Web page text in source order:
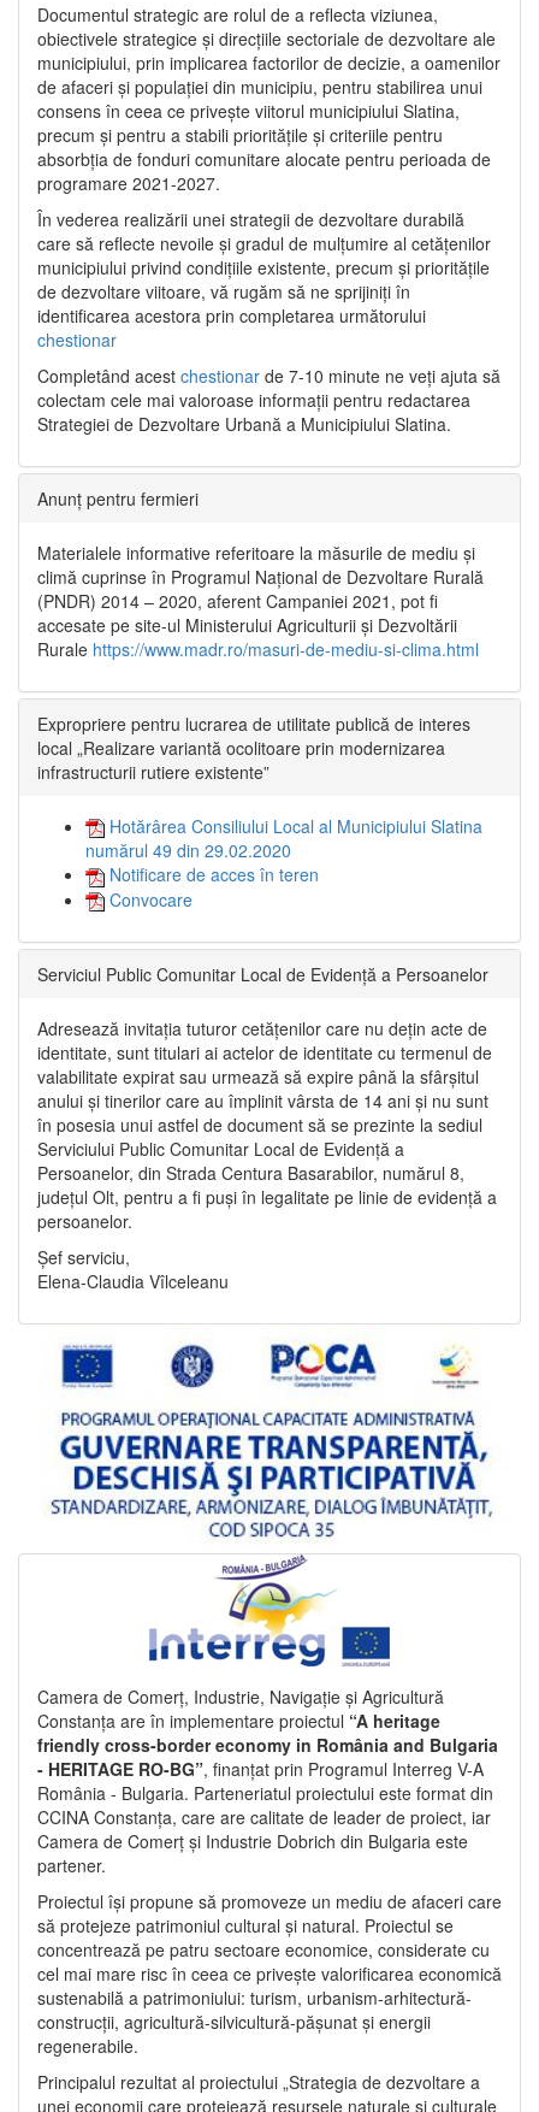
Documentul strategic are rolul de a reflecta viziunea,
obiectivele strategice și direcțiile sectoriale de dezvoltare ale
municipiului, prin implicarea factorilor de decizie, a oamenilor
de afaceri și populației din municipiu, pentru stabilirea unui
consens în ceea ce privește viitorul municipiului Slatina,
precum și pentru a stabili prioritățile și criteriile pentru
absorbția de fonduri comunitare alocate pentru perioada de
programare 2021-2027.
În vederea realizării unei strategii de dezvoltare durabilă
care să reflecte nevoile și gradul de mulțumire al cetățenilor
municipiului privind condițiile existente, precum și prioritățile
de dezvoltare viitoare, vă rugăm să ne sprijiniți în
identificarea acestora prin completarea următorului
chestionar
Completând acest chestionar de 7-10 minute ne veți ajuta să
colectam cele mai valoroase informații pentru redactarea
Strategiei de Dezvoltare Urbană a Municipiului Slatina.
Anunț pentru fermieri
Materialele informative referitoare la măsurile de mediu și
climă cuprinse în Programul Național de Dezvoltare Rurală
(PNDR) 2014 – 2020, aferent Campaniei 2021, pot fi
accesate pe site-ul Ministerului Agriculturii și Dezvoltării
Rurale https://www.madr.ro/masuri-de-mediu-si-clima.html
Expropriere pentru lucrarea de utilitate publică de interes
local „Realizare variantă ocolitoare prin modernizarea
infrastructurii rutiere existente”
Hotărârea Consiliului Local al Municipiului Slatina
numărul 49 din 29.02.2020
Notificare de acces în teren
Convocare
Serviciul Public Comunitar Local de Evidență a Persoanelor
Adresează invitația tuturor cetățenilor care nu dețin acte de
identitate, sunt titulari ai actelor de identitate cu termenul de
valabilitate expirat sau urmează să expire până la sfârșitul
anului și tinerilor care au împlinit vârsta de 14 ani și nu sunt
în posesia unui astfel de document să se prezinte la sediul
Serviciului Public Comunitar Local de Evidență a
Persoanelor, din Strada Centura Basarabilor, numărul 8,
județul Olt, pentru a fi puși în legalitate pe linie de evidență a
persoanelor.
Șef serviciu,
Elena-Claudia Vîlceleanu
Camera de Comerț, Industrie, Navigație și Agricultură
Constanța are în implementare proiectul “A heritage
friendly cross-border economy in România and Bulgaria
- HERITAGE RO-BG”, finanțat prin Programul Interreg V-A
România - Bulgaria. Parteneriatul proiectului este format din
CCINA Constanța, care are calitate de leader de proiect, iar
Camera de Comerț și Industrie Dobrich din Bulgaria este
partener.
Proiectul își propune să promoveze un mediu de afaceri care
să protejeze patrimoniul cultural și natural. Proiectul se
concentrează pe patru sectoare economice, considerate cu
cel mai mare risc în ceea ce privește valorificarea economică
sustenabilă a patrimoniului: turism, urbanism-arhitectură-
construcții, agricultură-silvicultură-pășunat și energii
regenerabile.
Principalul rezultat al proiectului „Strategia de dezvoltare a
unei economii care protejează resursele naturale și culturale